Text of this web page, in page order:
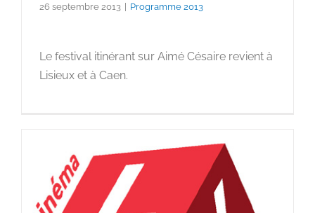
26 septembre 2013 Programme 2013
Le festival itinérant sur Aimé Césaire revient à
Lisieux et à Caen.